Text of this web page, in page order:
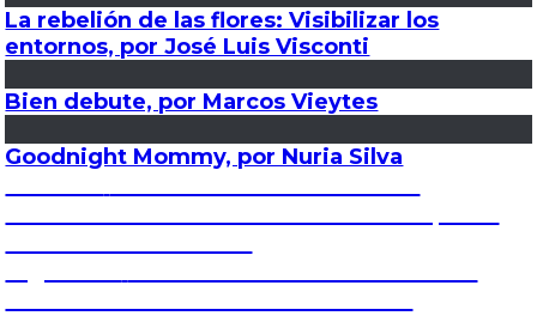
La rebelión de las flores: Visibilizar los
entornos, por José Luis Visconti
Bien debute, por Marcos Vieytes
Goodnight Mommy, por Nuria Silva
Navegación
de
entradas